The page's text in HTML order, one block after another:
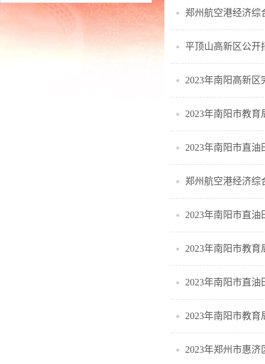
郑州航空港经济综
平顶山高新区公开
2023年南阳高新
2023年南阳市教
2023年南阳市直
郑州航空港经济综
2023年南阳市直
2023年南阳市教
2023年南阳市直
2023年南阳市教
2023年郑州市惠